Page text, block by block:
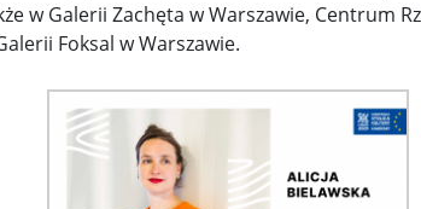
Tusk o słowach Szymona Hołowni o zamachu st ...
Frombork Festival. Kosmiczne wizje naukowcó ...
Hołownia liderem rankingu nie ...
w Galerii Zachęta w Warszawie, Centrum
Foksal w Warszawie.